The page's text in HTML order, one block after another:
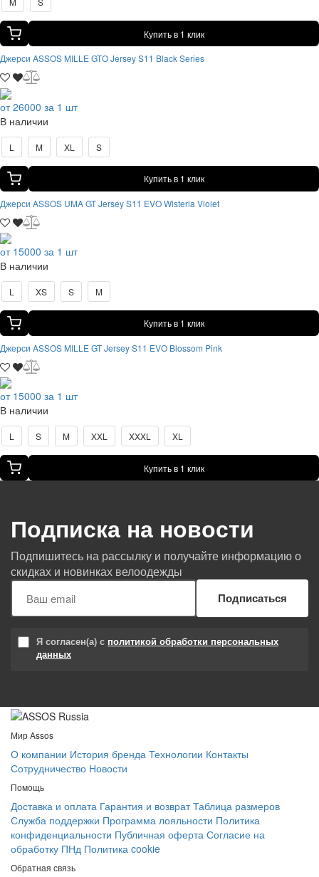
Купить в 1 клик
Джерси ASSOS MILLE GTO Jersey S11 Black Series
от 26000 за 1 шт
В наличии
L M XL S
Купить в 1 клик
Джерси ASSOS UMA GT Jersey S11 EVO Wisteria Violet
от 15000 за 1 шт
В наличии
L XS S M
Купить в 1 клик
Джерси ASSOS MILLE GT Jersey S11 EVO Blossom Pink
от 15000 за 1 шт
В наличии
L S M XXL XXXL XL
Купить в 1 клик
Подписка на новости
Подпишитесь на рассылку и получайте информацию о
скидках и новинках велоодежды
Подписаться
Я согласен(а) с политикой обработки персональных
данных
Мир Assos
О компании История бренда Технологии Контакты
Сотрудничество Новости
Помощь
Доставка и оплата Гарантия и возврат Таблица размеров
Служба поддержки Программа лояльности Политика
конфиденциальности Публичная оферта Согласие на
обработку ПНд Политика cookie
Обратная связь